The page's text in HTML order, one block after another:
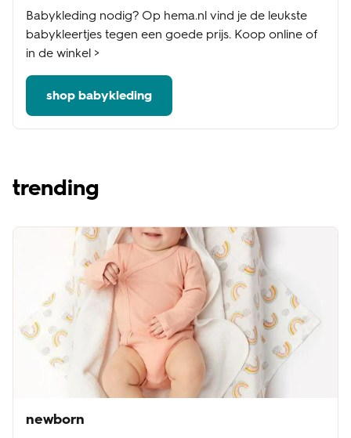
Babykleding nodig? Op hema.nl vind je de leukste
babykleertjes tegen een goede prijs. Koop online of
in de winkel >
shop babykleding
trending
newborn